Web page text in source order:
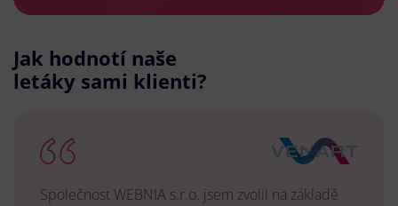
Jak hodnotí naše
letáky sami klienti?
Společnost WEBNIA s.r.o. jsem zvolil na základě